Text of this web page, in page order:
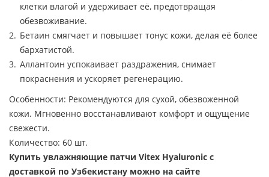
клетки влагой и удерживает её, предотвращая
обезвоживание.
Бетаин смягчает и повышает тонус кожи, делая её более
бархатистой.
Аллантоин успокаивает раздражения, снимает
покраснения и ускоряет регенерацию.
Особенности: Рекомендуются для сухой, обезвоженной
кожи. Мгновенно восстанавливают комфорт и ощущение
свежести.
Количество: 60 шт.
Купить увлажняющие патчи Vitex Hyaluronic с
доставкой по Узбекистану можно на сайте